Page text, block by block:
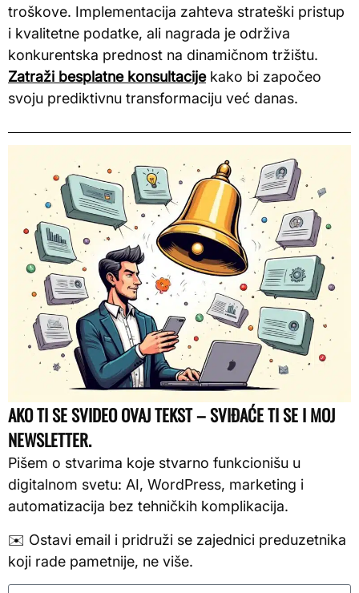
troškove. Implementacija zahteva strateški pristup
i kvalitetne podatke, ali nagrada je održiva
konkurentska prednost na dinamičnom tržištu.
Zatraži besplatne konsultacijekako bi započeo
svoju prediktivnu transformaciju već danas.
AKO TI SE SVIDEO OVAJ TEKST – SVIĐAĆE TI SE I MOJ
NEWSLETTER.
Pišem o stvarima koje stvarno funkcionišu u
digitalnom svetu: AI, WordPress, marketing i
automatizacija bez tehničkih komplikacija.
✉️ Ostavi email i pridruži se zajednici preduzetnika
koji rade pametnije, ne više.